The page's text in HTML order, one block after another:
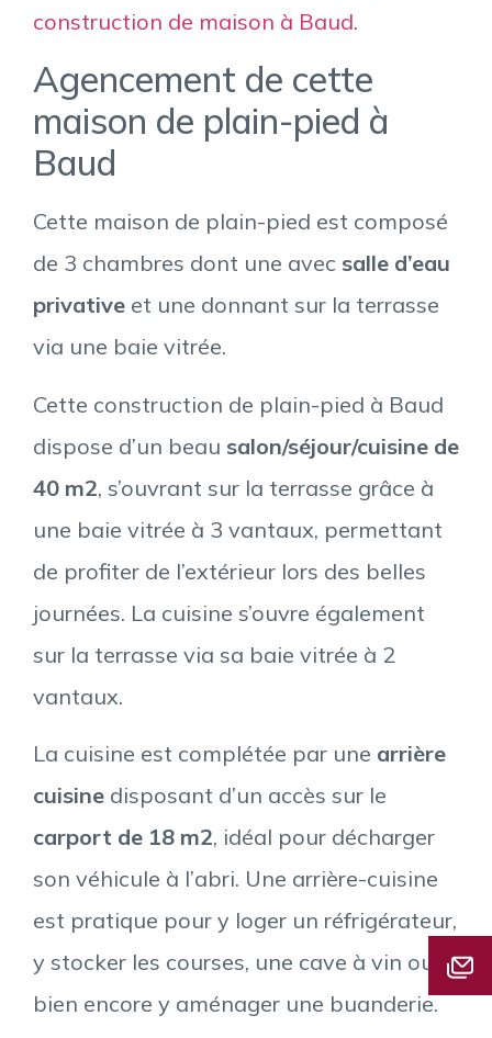
construction de maison à Baud.
Agencement de cette
maison de plain-pied à
Baud
Cette maison de plain-pied est composé
de 3 chambres dont une avec salle d’eau
privative et une donnant sur la terrasse
via une baie vitrée.
Cette construction de plain-pied à Baud
dispose d’un beau salon/séjour/cuisine de
40 m2, s’ouvrant sur la terrasse grâce à
une baie vitrée à 3 vantaux, permettant
de profiter de l’extérieur lors des belles
journées. La cuisine s’ouvre également
sur la terrasse via sa baie vitrée à 2
vantaux.
La cuisine est complétée par une arrière
cuisine disposant d’un accès sur le
carport de 18 m2, idéal pour décharger
son véhicule à l’abri. Une arrière-cuisine
est pratique pour y loger un réfrigérateur,
y stocker les courses, une cave à vin ou
bien encore y aménager une buanderie.